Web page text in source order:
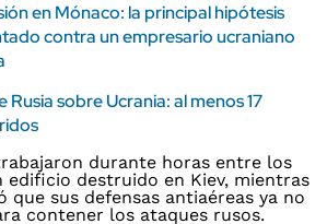
en Mónaco: la principal hipótesis
contra un empresario ucraniano
sobre Ucrania: al menos 17